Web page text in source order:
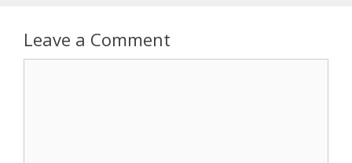
Leave a Comment